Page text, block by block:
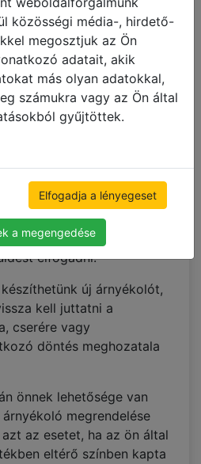
közösségi média-, hirdető-
megosztjuk az Ön
adatait, akik
más olyan adatokkal,
számukra vagy az Ön által
gyűjtöttek.
Elfogadja a lényegeset
a megengedése
költség a fizetéskor
ára nem
címre nem kézbesítünk.
sérülten vagy eltérő
díjmentes módon. Ha
során, vagy
színnel kapcsolatban,
nyújtani
elfogadni.
új árnyékolót,
kell juttatni a
cserére vagy
döntés meghozatala
önnek lehetősége van
megrendelése
az esetet, ha az ön által
eltérő színben kapta